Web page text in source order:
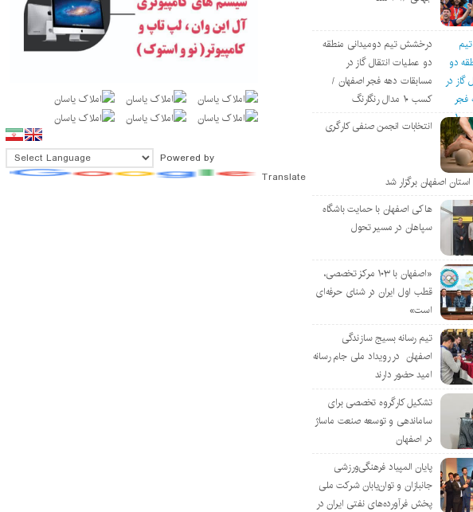
درخشش تیم دومیدانی منطقه
دو عملیات انتقال گاز در
مسابقات دهه فجر اصفهان /
کسب ۱۰ مدال رنگارنگ
انتخابات انجمن صنفی کارگری
استان اصفهان برگزار شد
هاکی اصفهان با حمایت باشگاه
سپاهان در مسیر تحول
«اصفهان با ۱۰۳ مرکز تخصصی،
قطب اول ایران در شنای حرفه‌ای
است»
تیم رسانه بسیج سازندگی
اصفهان در رویداد ملی جام رسانه
امید حضور دارند
تشکیل کارگروه تخصصی برای
ساماندهی و توسعه صنعت ماساژ
در اصفهان
پایان المپیاد فرهنگی‌ورزشی
جانبازان و توان‌یابان شرکت ملی
پخش فرآورده‌های نفتی ایران در
Powered by
Translate